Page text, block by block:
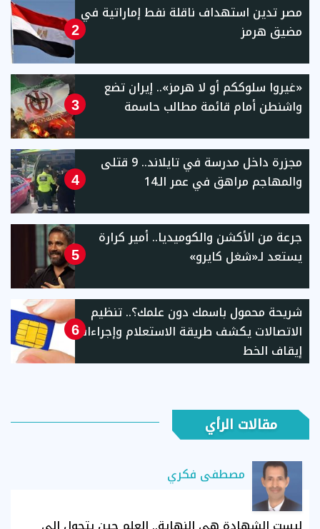
2
مصر تدين استهداف ناقلة نفط إماراتية في
مضيق هرمز
3
«غيروا سلوككم أو لا هرمز».. إيران تضع
واشنطن أمام قائمة مطالب حاسمة
4
مجزرة داخل مدرسة في تايلاند.. 9 قتلى
والمهاجم مراهق في عمر الـ14
5
جرعة من الأكشن والكوميديا.. أمير كرارة
يستعد لـ«شغل كايرو»
6
شريحة محمول باسمك دون علمك؟.. تنظيم
الاتصالات يكشف طريقة الاستعلام وإجراءات
إيقاف الخط
مقالات الرأي
مصطفى فكري